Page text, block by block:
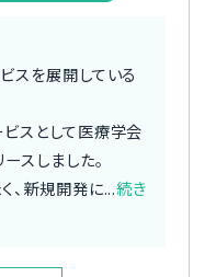
スを展開している
スとして医療学会
スしました。
、新規開発に...続き